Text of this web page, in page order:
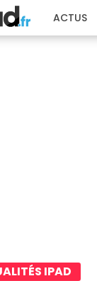
ACTUS
IPAD